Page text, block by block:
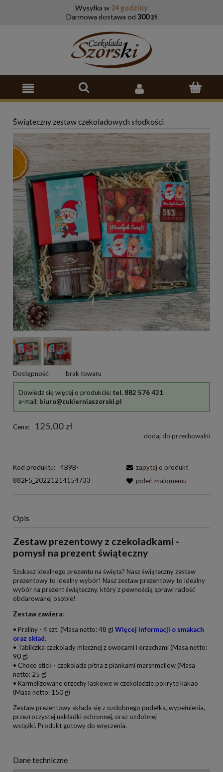
Wysyłka w 24 godziny
Darmowa dostawa od 300 zł
Świąteczny zestaw czekoladowych słodkości
Dostępność: brak towaru
Dowiedz się więcej o produkcie: tel. 882 576 431
e-mail: biuro@cukierniaszorski.pl
Cena: 125,00 zł
dodaj do przechowalni
Kod produktu:
4B9B-
882F5_20221214154733
zapytaj o produkt
poleć znajomemu
Opis
Zestaw prezentowy z czekoladkami -
pomysł na prezent świąteczny
Szukasz idealnego prezentu na święta? Nasz świąteczny zestaw
prezentowy to idealny wybór! Nasz zestaw prezentowy to idealny
wybór na prezent świąteczny, który z pewnością sprawi radość
obdarowanej osobie!
Zestaw zawiera:
• Praliny - 4 szt. (Masa netto: 48 g) Więcej informacji o smakach
oraz skład.
• Tabliczka czekolady mlecznej z owocami i orzechami (Masa netto:
90 g)
• Choco stick - czekolada pitna z piankami marshmallow (Masa
netto: 25 g)
• Karmelizowane orzechy laskowe w czekoladzie pokryte kakao
(Masa netto: 150 g)
Zestaw prezentowy składa się z ozdobnego pudełka, wypełnienia,
przezroczystej nakładki ochronnej, oraz ozdobnej
wstążki. Produkt gotowy do wręczenia.
Dane techniczne